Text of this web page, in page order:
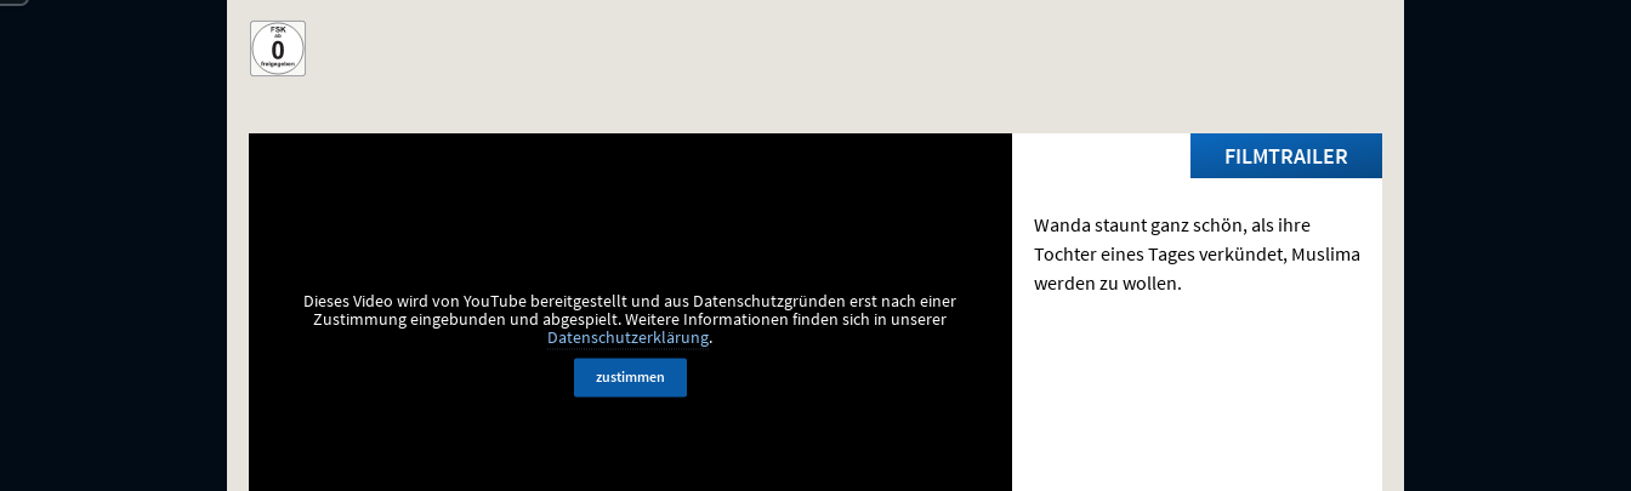
FILMTRAILER
Dieses Video wird von YouTube bereitgestellt und aus Datenschutzgründen erst nach einer
Zustimmung eingebunden und abgespielt.Weitere Informationen finden sich in unserer
Datenschutzerklärung.
zustimmen
Wanda staunt ganz schön, als ihre
Tochter eines Tages verkündet, Muslima
werden zu wollen.